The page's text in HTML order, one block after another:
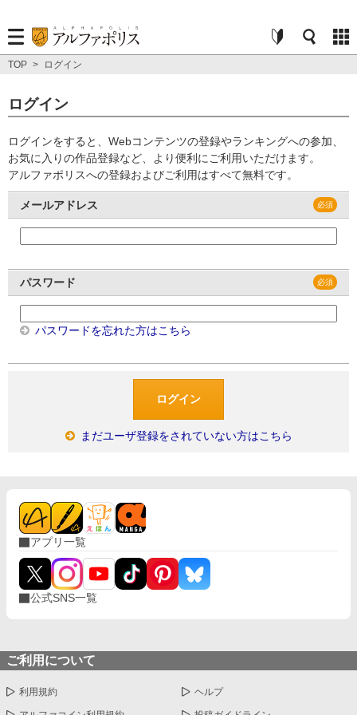
TOP > ログイン
ログイン
ログインをすると、Webコンテンツの登録やランキングへの参加、
お気に入りの作品登録など、より便利にご利用いただけます。
アルファポリスへの登録およびご利用はすべて無料です。
メールアドレス
パスワード
パスワードを忘れた方はこちら
まだユーザ登録をされていない方はこちら
アプリ一覧
公式SNS一覧
ご利用について
利用規約 ヘルプ